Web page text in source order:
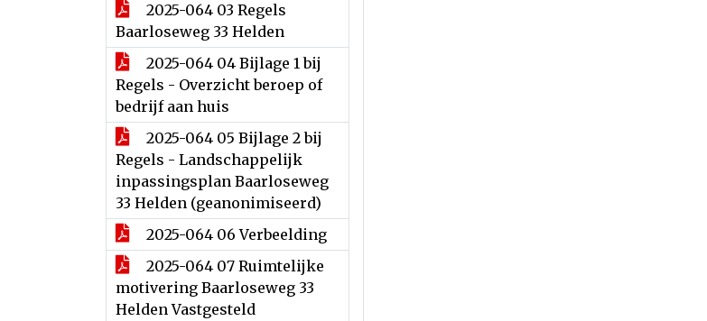
2025-064 03 Regels
Baarloseweg 33 Helden
2025-064 04 Bijlage 1 bij
Regels - Overzicht beroep of
bedrijf aan huis
2025-064 05 Bijlage 2 bij
Regels - Landschappelijk
inpassingsplan Baarloseweg
33 Helden (geanonimiseerd)
2025-064 06 Verbeelding
2025-064 07 Ruimtelijke
motivering Baarloseweg 33
Helden Vastgesteld